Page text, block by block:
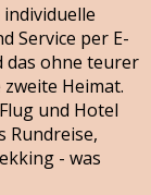
Service per E-
das ohne teurer
Heimat.
und Hotel
Rundreise,
- was